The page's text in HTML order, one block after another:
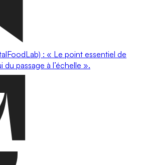
: « Le point essentiel de
du passage à l’échelle ».